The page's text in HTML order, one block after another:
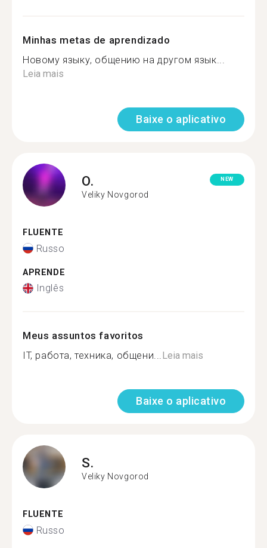
Minhas metas de aprendizado
Новому языку, общению на другом язык...
Leia mais
Baixe o aplicativo
O.
Veliky Novgorod
NEW
FLUENTE
Russo
APRENDE
Inglês
Meus assuntos favoritos
IT, работа, техника, общени...Leia mais
Baixe o aplicativo
S.
Veliky Novgorod
FLUENTE
Russo